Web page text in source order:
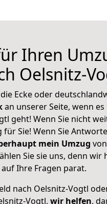
Ihren
Oelsnitz-
Ecke oder
an unserer Seite, wenn
geht! Wenn Sie nicht
Sie! Wenn Sie
mein Umzug
Sie sie uns, denn wir
Ihre Fragen parat.
nach Oelsnitz-Vogtl
Vogtl, wir helfen,